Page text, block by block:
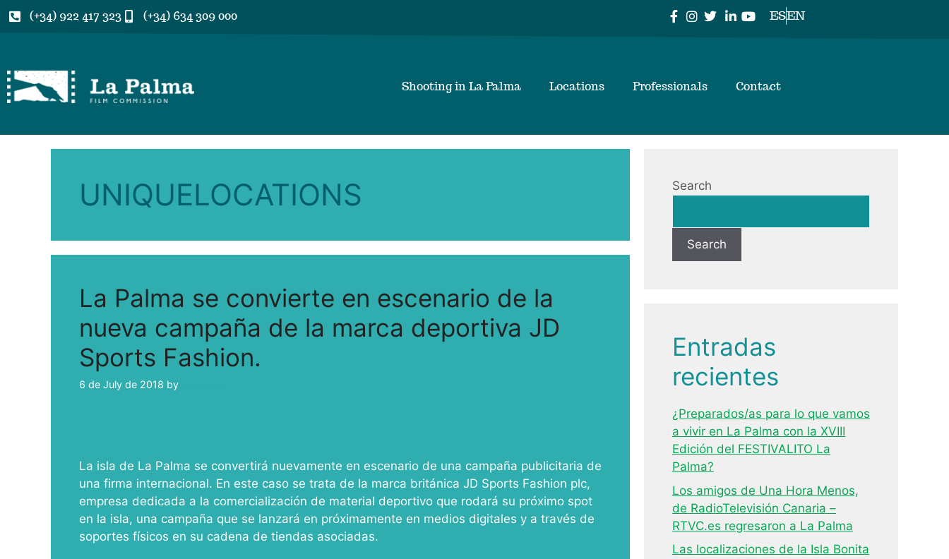
(+34) 922 417 323 (+34) 634 309 000 ESEN
Shooting in La Palma Locations Professionals Contact
UNIQUELOCATIONS
La Palma se convierte en escenario de la
nueva campaña de la marca deportiva JD
Sports Fashion.
6 de July de 2018 by
La isla de La Palma se convertirá nuevamente en escenario de una campaña publicitaria de
una firma internacional. En este caso se trata de la marca británica JD Sports Fashion plc,
empresa dedicada a la comercialización de material deportivo que rodará su próximo spot
en la isla, una campaña que se lanzará en próximamente en medios digitales y a través de
soportes físicos en su cadena de tiendas asociadas.
Search
Search
Entradas
recientes
¿Preparados/as para lo que vamos
a vivir en La Palma con la XVIII
Edición del FESTIVALITO La
Palma?
Los amigos de Una Hora Menos,
de RadioTelevisión Canaria –
RTVC.es regresaron a La Palma
Las localizaciones de la Isla Bonita